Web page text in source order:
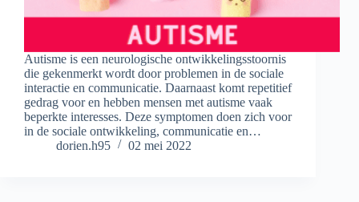
Autisme is een neurologische ontwikkelingsstoornis
die gekenmerkt wordt door problemen in de sociale
interactie en communicatie. Daarnaast komt repetitief
gedrag voor en hebben mensen met autisme vaak
beperkte interesses. Deze symptomen doen zich voor
in de sociale ontwikkeling, communicatie en…
dorien.h95
02 mei 2022